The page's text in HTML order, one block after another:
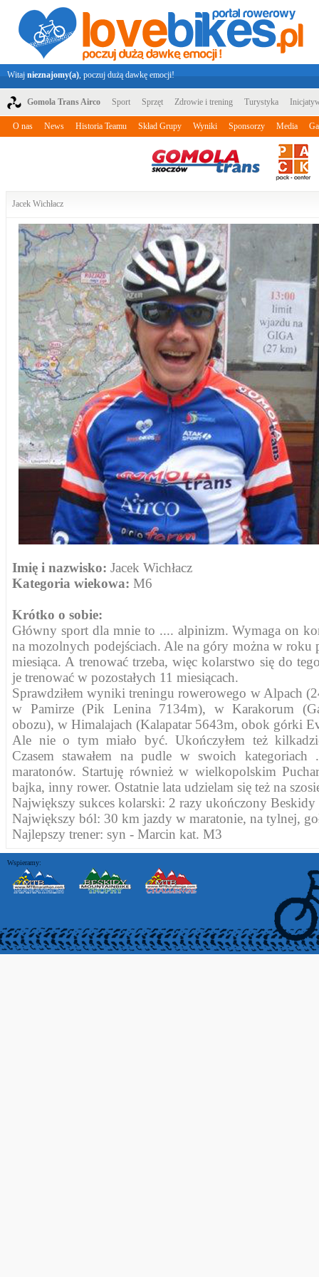
Witaj nieznajomy(a), poczuj dużą dawkę emocji!
Gomola Trans Airco Sport Sprzęt Zdrowie i trening Turystyka
O nas News Historia Teamu Skład Grupy Wyniki Sponsorzy Media
Jacek Wichłacz
Imię i nazwisko: Jacek Wichłacz
Kategoria wiekowa: M6
Krótko o sobie:
Główny sport dla mnie to .... alpinizm. Wymaga on
na mozolnych podejściach. Ale na góry można w roku
miesiąca. A trenować trzeba, więc kolarstwo się do
je trenować w pozostałych 11 miesiącach.
Sprawdziłem wyniki treningu rowerowego w Alpach
w Pamirze (Pik Lenina 7134m), w Karakorum
obozu), w Himalajach (Kalapatar 5643m, obok górki
Ale nie o tym miało być. Ukończyłem też
Czasem stawałem na pudle w swoich
maratonów. Startuję również w wielkopolskim
bajka, inny rower. Ostatnie lata udzielam się też na
Największy sukces kolarski: 2 razy ukończony
Największy ból: 30 km jazdy w maratonie, na tylnej,
Najlepszy trener: syn - Marcin kat. M3
Wspieramy: